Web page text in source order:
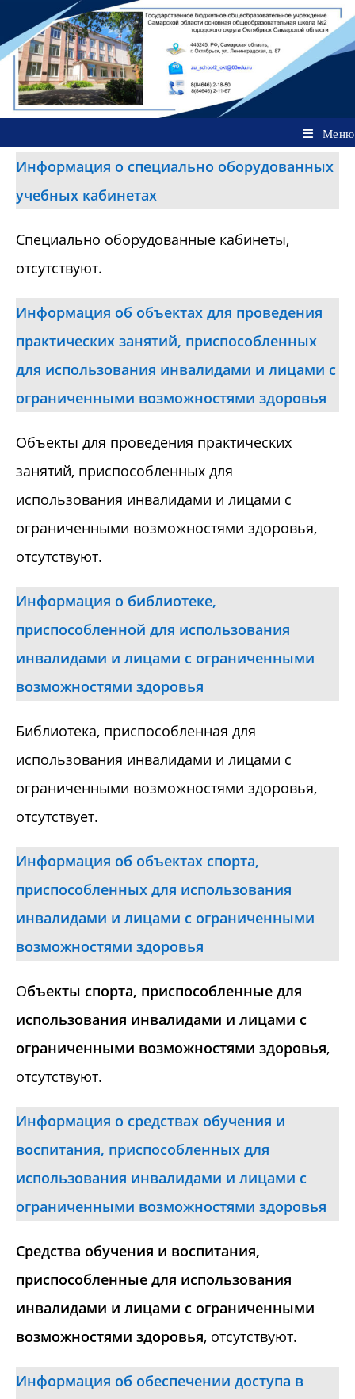
содержимому
Меню
Информация о специально оборудованных
учебных кабинетах
Специально оборудованные кабинеты,
отсутствуют.
Информация об объектах для проведения
практических занятий, приспособленных
для использования инвалидами и лицами с
ограниченными возможностями здоровья
Объекты для проведения практических
занятий, приспособленных для
использования инвалидами и лицами с
ограниченными возможностями здоровья,
отсутствуют.
Информация о библиотеке,
приспособленной для использования
инвалидами и лицами с ограниченными
возможностями здоровья
Библиотека, приспособленная для
использования инвалидами и лицами с
ограниченными возможностями здоровья,
отсутствует.
Информация об объектах спорта,
приспособленных для использования
инвалидами и лицами с ограниченными
возможностями здоровья
Объекты спорта, приспособленные для
использования инвалидами и лицами с
ограниченными возможностями здоровья,
отсутствуют.
Информация о средствах обучения и
воспитания, приспособленных для
использования инвалидами и лицами с
ограниченными возможностями здоровья
Средства обучения и воспитания,
приспособленные для использования
инвалидами и лицами с ограниченными
возможностями здоровья, отсутствуют.
Информация об обеспечении доступа в